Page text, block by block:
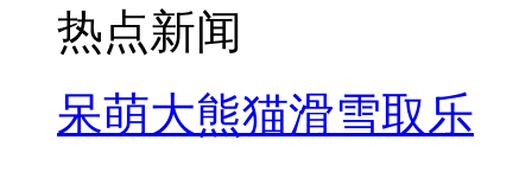
热点新闻
呆萌大熊猫滑雪取乐